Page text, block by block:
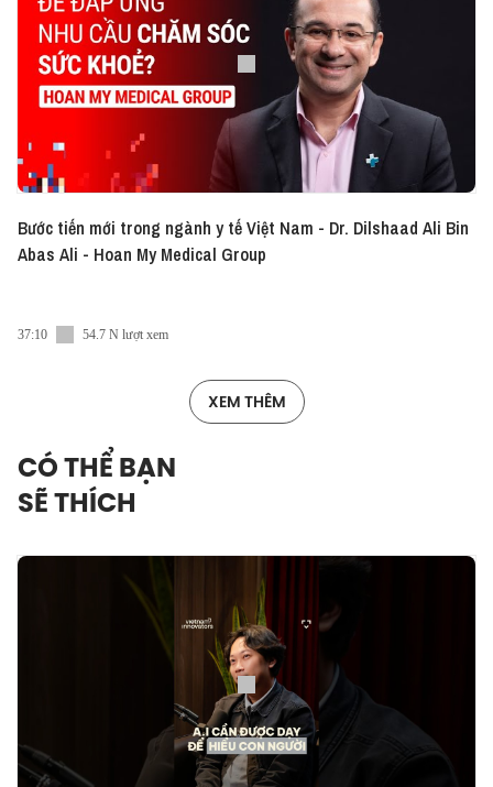
Bước tiến mới trong ngành y tế Việt Nam - Dr. Dilshaad Ali Bin
Abas Ali - Hoan My Medical Group
37:10 54.7 N lượt xem
XEM THÊM
CÓ THỂ BẠN
SẼ THÍCH